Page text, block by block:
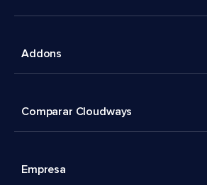
Addons
Comparar Cloudways
Empresa